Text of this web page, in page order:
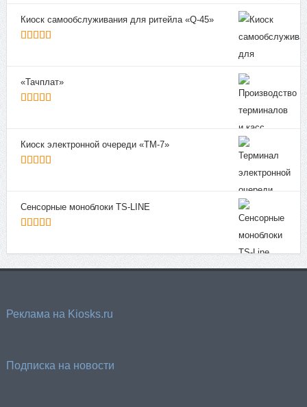
Киоск самообслуживания для ритейла «Q-45»
«Тачплат»
Киоск электронной очереди «ТМ-7»
Сенсорные моноблоки TS-LINE
Реклама на Kiosks.ru
Подписка на новости